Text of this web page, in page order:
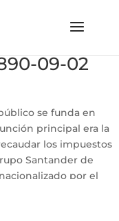
09-02
se funda en
principal era la
los impuestos
Santander de
por el